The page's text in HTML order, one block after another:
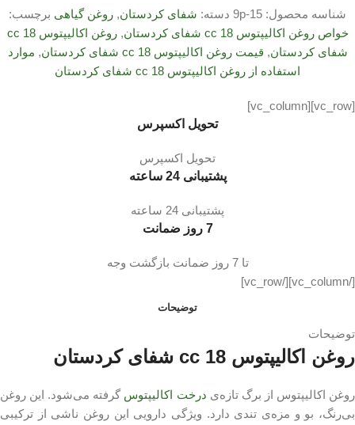
شناسه محصول: 9p-15 دسته: شفای کردستان, روغن گیاهی برچسب:
خواص روغن اکالیپتوس 18 cc شفای کردستان
,
روغن اکالیپتوس 18 cc
شفای کردستان, قیمت روغن اکالیپتوس 18 cc شفای کردستان , موارد
استفاده از روغن اکالیپتوس 18 cc شفای کردستان
[vc_row][vc_column]
تحویل اکسپرس
تحویل اکسپرس
پشتیبانی 24 ساعته
پشتیبانی 24 ساعته
7 روز ضمانت
تا 7 روز ضمانت بازگشت وجه
[/vc_column][/vc_row]
توضیحات
توضیحات
روغن اکالیپتوس 18 cc شفای کردستان
روغن اکالیپتوس از برگ تازه‌ی درخت اکالیپتوس گرفته می‌شود. این روغن
بی‌رنگ، بو و مزه‌ی تندی دارد. ویژگی دارویی این روغن ناشی از ترکیبی